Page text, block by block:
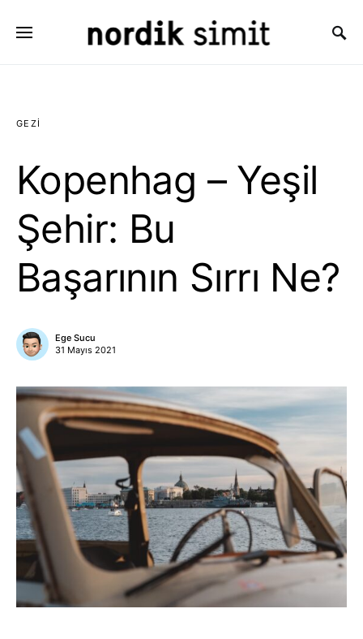
GEZI
Kopenhag – Yeşil
Şehir: Bu
Başarının Sırrı Ne?
Ege Sucu
31 Mayıs 2021